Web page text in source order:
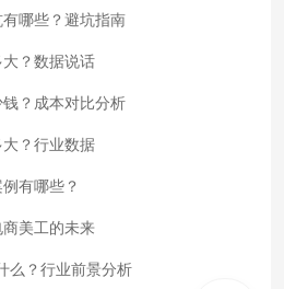
哪些？避坑指南
？数据说话
？成本对比分析
？行业数据
有哪些？
美工的未来
么？行业前景分析